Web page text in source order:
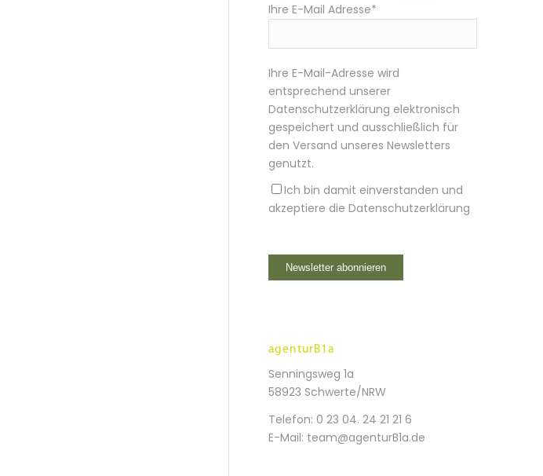
Ihre E-Mail Adresse*
Ihre E-Mail-Adresse wird
entsprechend unserer
Datenschutzerklärung elektronisch
gespeichert und ausschließlich für
den Versand unseres Newsletters
genutzt.
Ich bin damit einverstanden und
akzeptiere die Datenschutzerklärung
agenturB1a
Senningsweg 1a
58923 Schwerte/NRW
Telefon: 0 23 04. 24 21 21 6
E-Mail: team@agenturB1a.de